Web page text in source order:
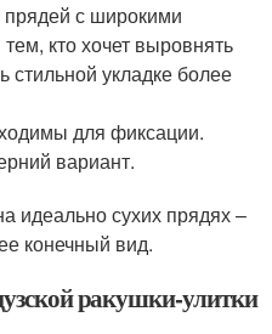
с широкими
кто хочет выровнять
укладке более
для фиксации.
вариант.
идеально сухих прядях –
конечный вид.
ракушки-улитки